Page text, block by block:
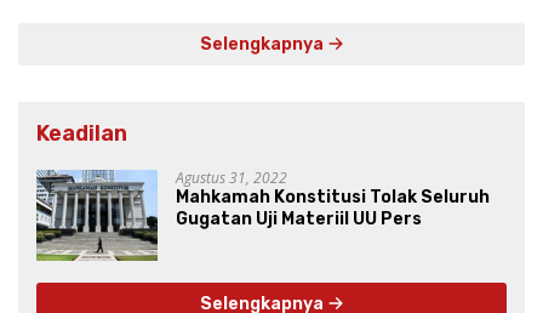
Selengkapnya
Keadilan
Agustus 31, 2022
Mahkamah Konstitusi Tolak Seluruh
Gugatan Uji Materiil UU Pers
Selengkapnya